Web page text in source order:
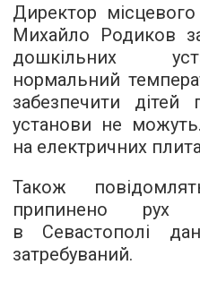
Директор
Михайло Родиков
дошкільних
нормальний
забезпечити дітей
установи не
на електричних
Також
припинено рух
в Севастополі
затребуваний.